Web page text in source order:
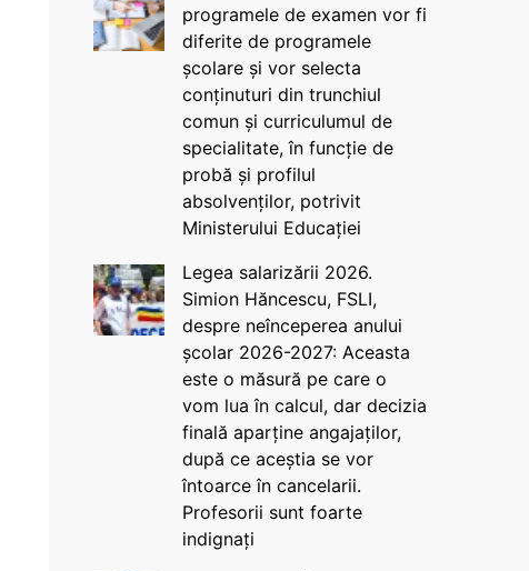
programele de examen vor fi
diferite de programele
școlare și vor selecta
conținuturi din trunchiul
comun și curriculumul de
specialitate, în funcție de
probă și profilul
absolvenților, potrivit
Ministerului Educației
Legea salarizării 2026.
Simion Hăncescu, FSLI,
despre neînceperea anului
școlar 2026-2027: Aceasta
este o măsură pe care o
vom lua în calcul, dar decizia
finală aparține angajaților,
după ce aceștia se vor
întoarce în cancelarii.
Profesorii sunt foarte
indignați